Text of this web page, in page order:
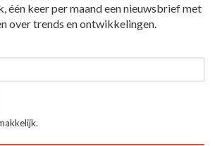
één keer per maand een nieuwsbrief met
over trends en ontwikkelingen.